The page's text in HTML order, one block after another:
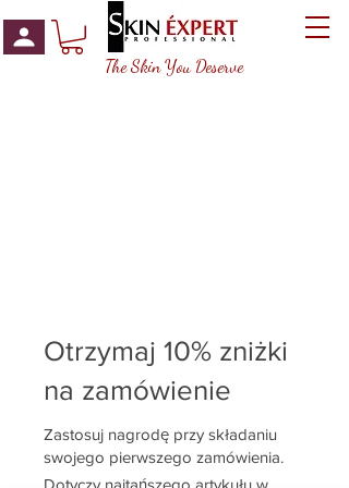
The Skin You Deserve
Otrzymaj 10% zniżki
na zamówienie
Zastosuj nagrodę przy składaniu
swojego pierwszego zamówienia.
Dotyczy najtańszego artykułu w